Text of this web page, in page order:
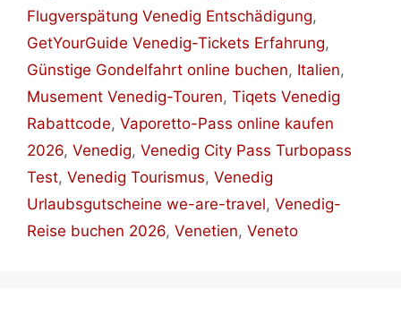
Flugverspätung Venedig Entschädigung,
GetYourGuide Venedig-Tickets Erfahrung,
Günstige Gondelfahrt online buchen, Italien,
Musement Venedig-Touren, Tiqets Venedig
Rabattcode, Vaporetto-Pass online kaufen
2026, Venedig, Venedig City Pass Turbopass
Test, Venedig Tourismus, Venedig
Urlaubsgutscheine we-are-travel, Venedig-
Reise buchen 2026, Venetien, Veneto